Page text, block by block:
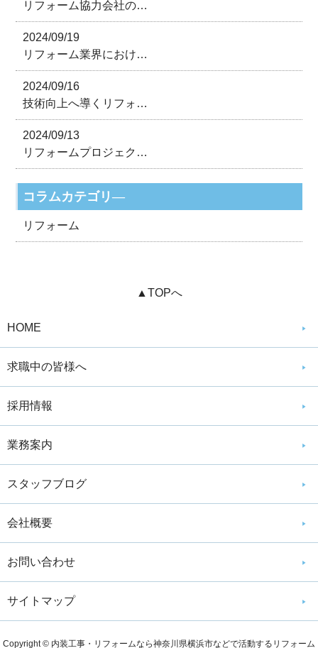
リフォーム協力会社の…
2024/09/19
リフォーム業界におけ…
2024/09/16
技術向上へ導くリフォ…
2024/09/13
リフォームプロジェク…
コラムカテゴリ―
リフォーム
▲TOPへ
HOME
求職中の皆様へ
採用情報
業務案内
スタッフブログ
会社概要
お問い合わせ
サイトマップ
Copyright © 内装工事・リフォームなら神奈川県横浜市などで活動するリフォーム